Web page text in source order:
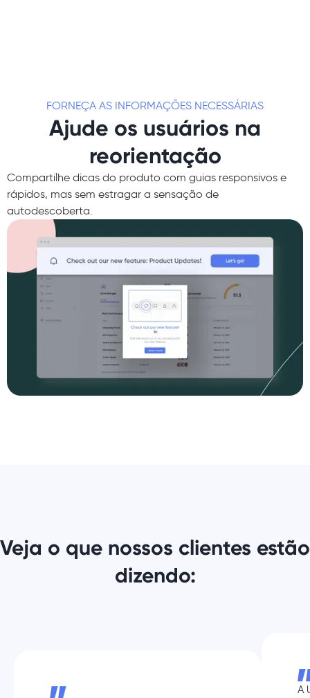
FORNEÇA AS INFORMAÇÕES NECESSÁRIAS
Ajude os usuários na
reorientação
Compartilhe dicas do produto com guias responsivos e
rápidos, mas sem estragar a sensação de
autodescoberta.
Veja o que nossos clientes estão
dizendo:
A